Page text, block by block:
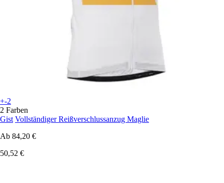
+-2
2 Farben
Gist Vollständiger Reißverschlussanzug Maglie
Ab 84,20 €
50,52 €